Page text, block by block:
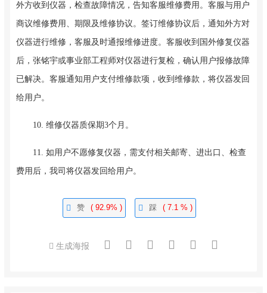
外方收到仪器，检查故障情况，告知客服维修费用。客服与用户
商议维修费用、期限及维修协议。签订维修协议后，通知外方对
仪器进行维修，客服及时通报维修进度。客服收到国外修复仪器
后，张铭宇或事业部工程师对仪器进行复检，确认用户报修故障
已解决。客服通知用户支付维修款项，收到维修款，将仪器发回
给用户。
10. 维修仪器质保期3个月。
11. 如用户不愿修复仪器，需支付相关邮寄、进出口、检查
费用后，我司将仪器发回给用户。
赞 ( 92.9% ) 踩 ( 7.1 % )
生成海报